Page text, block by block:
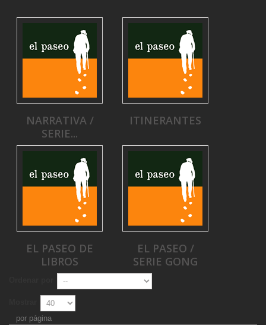
NARRATIVA /
SERIE...
ITINERANTES
EL PASEO DE
LIBROS
EL PASEO /
SERIE GONG
por página